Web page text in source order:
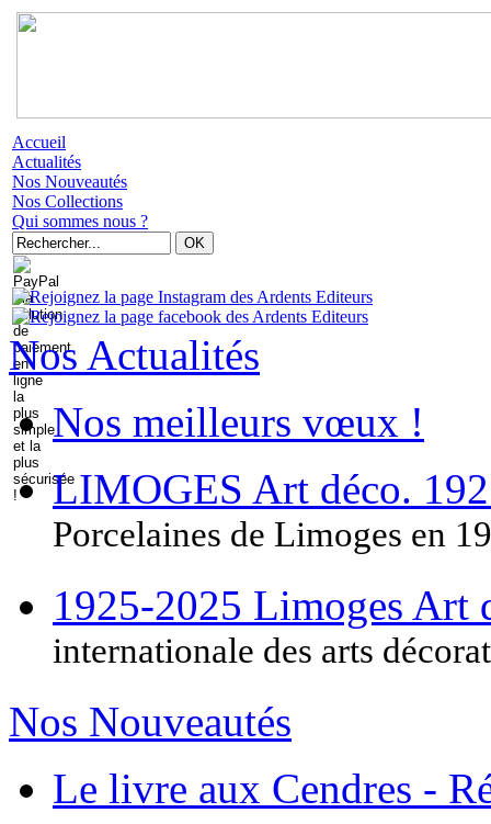
Accueil
Actualités
Nos Nouveautés
Nos Collections
Qui sommes nous ?
Nos Actualités
Nos meilleurs vœux !
LIMOGES Art déco.
Porcelaines de Limoges en
1925-2025 Limoges Art
internationale des arts
Nos Nouveautés
Le livre aux Cendres -